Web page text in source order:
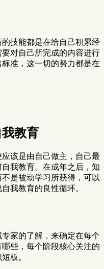
技能都是在给自己积累经
对自己所完成的内容进行
准，这一切的努力都是在
教育
该是由自己做主，自己最
我教育。在成年之后，知
是被动学习所获得，可以
我教育的良性循环。
家的了解，来确定在每个
些，每个阶段核心关注的
板。